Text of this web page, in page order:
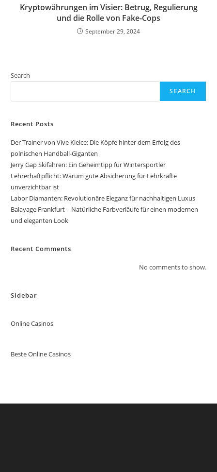
Kryptowährungen im Visier: Betrug, Regulierung
und die Rolle von Fake-Cops
September 29, 2024
Search
SEARCH
Recent Posts
Der Trainer von Vive Kielce: Die Köpfe hinter dem Erfolg des
polnischen Handball-Giganten
Jerry Gap Skifahren: Ein Geheimtipp für Wintersportler
Lehrerhaftpflicht: Warum gute Absicherung für Lehrkräfte
unverzichtbar ist
Labor Diamanten: Revolutionäre Eleganz für nachhaltigen Luxus
Balayage Frankfurt – Natürliche Farbverläufe für einen modernen
und eleganten Look
Recent Comments
No comments to show.
Sidebar
Online Casinos
Beste Online Casinos